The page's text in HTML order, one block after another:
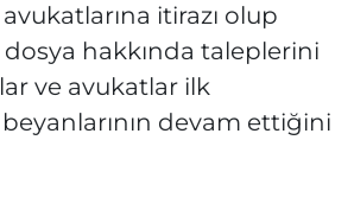
itirazı olup
dosya hakkında taleplerini
ve avukatlar ilk
devam ettiğini